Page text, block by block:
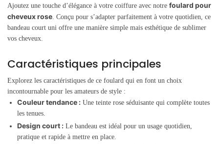
Ajoutez une touche d’élégance à votre coiffure avec notre foulard pour
cheveux rose . Conçu pour s’adapter parfaitement à votre quotidien, ce
bandeau court uni offre une manière simple mais esthétique de sublimer
vos cheveux.
Caractéristiques principales
Explorez les caractéristiques de ce foulard qui en font un choix
incontournable pour les amateurs de style :
Couleur tendance : Une teinte rose séduisante qui complète toutes
les tenues.
Design court : Le bandeau est idéal pour un usage quotidien,
pratique et rapide à mettre en place.